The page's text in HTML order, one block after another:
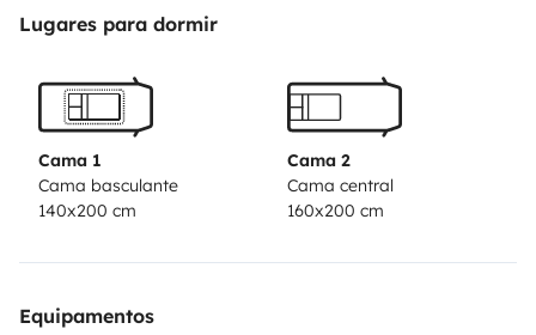
securise alarme volumetrique sur toute les portes et
en prise USB -,pour la hauteur du camping - ccar 3.10
haut et larg 2.35 et long 7.50
batterie super B 100w
aujourd'hui
Lugares para dormir
Cama 1
Cama basculante
140x200 cm
Cama 2
Cama central
160x200 cm
Equipamentos